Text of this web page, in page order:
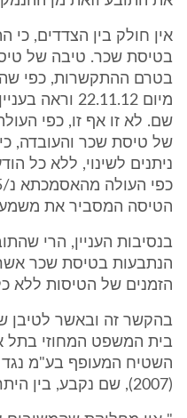
אין חולק בין הצדדים,
בטיסת שכר. טיבה של
בטרם ההתקשרות, כפי
של טיסת שכר והעובדה,
ניתנים לשינוי, ללא כל
הטיסה המסביר את
בנסיבות העניין, הרי
הנתבעות בטיסת שכר אשר
הזמנים של הטיסות ללא
בהקשר זה ובאשר לטיבן
(2007), שם נקבע, בין היתר, כדלקמן;